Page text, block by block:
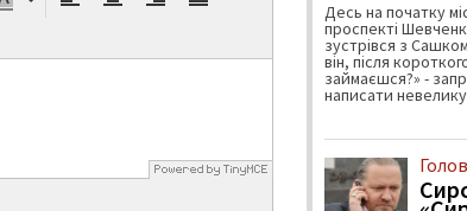
Десь на початку
проспекті
зустрівся з
він, після
займаєшся?» -
написати